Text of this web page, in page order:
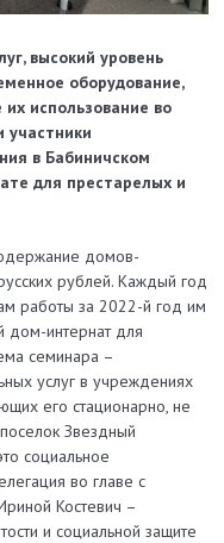
высокий уровень
оборудование,
использование во
участники
в Бабиничском
для престарелых и
домов-
рублей. Каждый год
работы за 2022-й год им
дом-интернат для
семинара –
услуг в учреждениях
его стационарно, не
Звездный
социальное
во главе с
Костевич –
и социальной защите